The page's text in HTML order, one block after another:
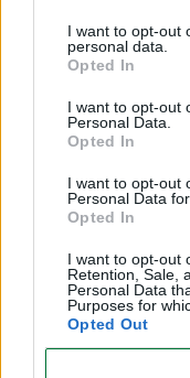
I want to opt-out
personal data.
Opted In
I want to opt-out
Personal Data.
Opted In
I want to opt-out
Personal Data
Opted In
I want to opt-out
Retention, Sale,
Personal Data
Purposes for
Opted Out